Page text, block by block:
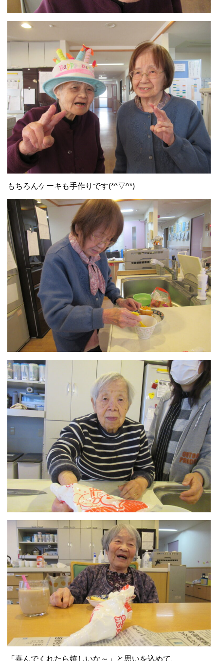
もちろんケーキも手作りです(*^▽^*)
「喜んでくれたら嬉しいな～」と思いを込めて、